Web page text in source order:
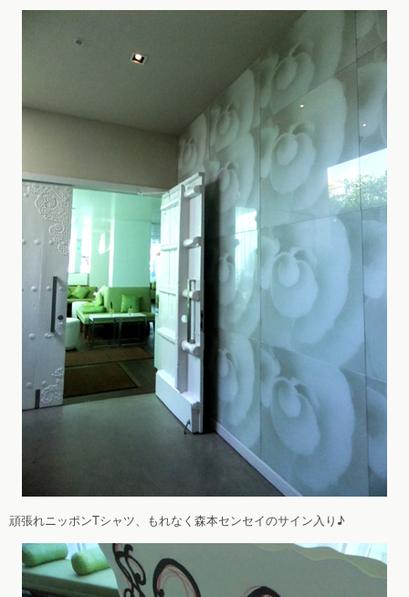
頑張れニッポンTシャツ、もれなく森本センセイのサイン入り♪